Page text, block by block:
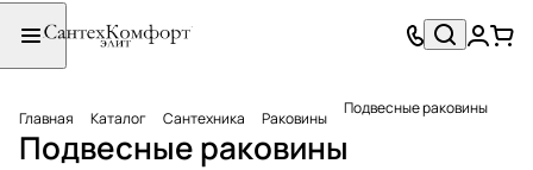
Главная Каталог Сантехника Раковины Подвесные раковины
Подвесные раковины